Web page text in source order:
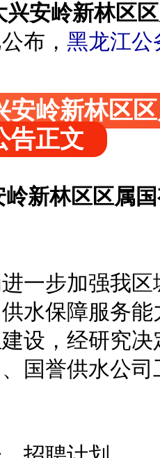
兴安岭新林区
布， 黑龙江公
安岭新林区
告正文
岭新林区区属
步加强我区
水保障服务
设，经研究
国誉供水公